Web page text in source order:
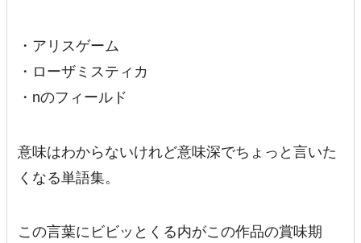
・アリスゲーム
・ローザミスティカ
・nのフィールド
意味はわからないけれど意味深でちょっと言いた
くなる単語集。
この言葉にビビッとくる内がこの作品の賞味期